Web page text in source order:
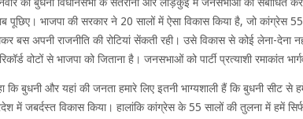
पूछिए। भाजपा की सरकार ने 20 सालों में ऐसा विकास किया है, जो कांग्रेस
बस अपनी राजनीति की रोटियां सेंकती रही। उसे विकास से कोई लेना-देना
वोटों से भाजपा को जिताना है। जनसभाओं को पार्टी प्रत्याशी रमाकांत
कि बुधनी और यहां की जनता हमारे लिए इतनी भाग्यशाली हैं कि बुधनी सीट से
में जबर्दस्त विकास किया। हालांकि कांग्रेस के 55 सालों की तुलना में हमें